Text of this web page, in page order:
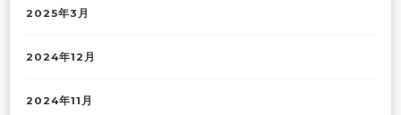
2025年3月
2024年12月
2024年11月